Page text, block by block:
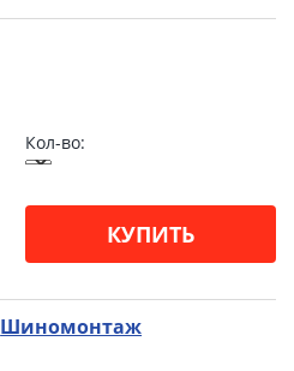
Кол-во:
КУПИТЬ
Шиномонтаж